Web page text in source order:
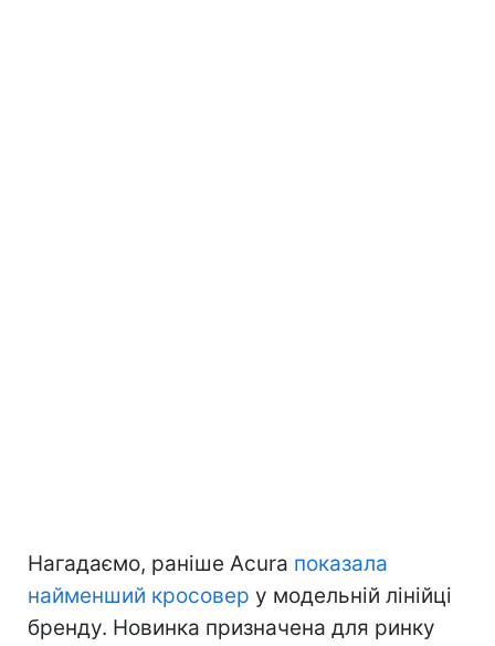
Нагадаємо, раніше Acura показала
найменший кросовер у модельній лінійці
бренду. Новинка призначена для ринку